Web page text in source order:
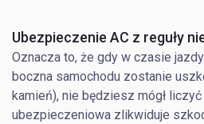
Ubezpieczenie AC z reguły
Oznacza to, że gdy w czasie
boczna samochodu zostanie
kamień), nie będziesz mógł
ubezpieczeniowa zlikwiduje